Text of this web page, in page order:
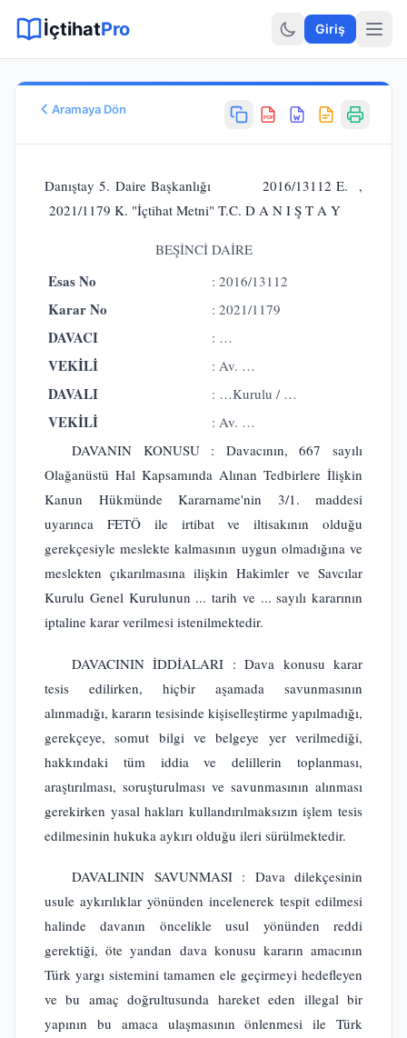
Hukuki Araçlar
İçtihatPro Giriş
Aramaya Dön
PDF
2016/13112
Karar No
2021/1179
Karar Sonucu
REDDİNE
Hukuk Alanı
Danıştay 5. Daire Başkanlığı 2016/13112 E. ,
2021/1179 K. "İçtihat Metni" T.C. D A N I Ş T A Y
BEŞİNCİ DAİRE
Esas No : 2016/13112
Karar No : 2021/1179
DAVACI : …
VEKİLİ : Av. …
DAVALI : …Kurulu / …
VEKİLİ
: Av. …
DAVANIN KONUSU : Davacının, 667 sayılı
Olağanüstü Hal Kapsamında Alınan Tedbirlere İlişkin
Kanun Hükmünde Kararname'nin 3/1. maddesi
uyarınca FETÖ ile irtibat ve iltisakının olduğu
gerekçesiyle meslekte kalmasının uygun olmadığına ve
meslekten çıkarılmasına ilişkin Hakimler ve Savcılar
Kurulu Genel Kurulunun ... tarih ve ... sayılı kararının
iptaline karar verilmesi istenilmektedir.
DAVACININ İDDİALARI : Dava konusu karar
tesis edilirken, hiçbir aşamada savunmasının
alınmadığı, kararın tesisinde kişiselleştirme yapılmadığı,
gerekçeye, somut bilgi ve belgeye yer verilmediği,
hakkındaki tüm iddia ve delillerin toplanması,
araştırılması, soruşturulması ve savunmasının alınması
gerekirken yasal hakları kullandırılmaksızın işlem tesis
edilmesinin hukuka aykırı olduğu ileri sürülmektedir.
DAVALININ SAVUNMASI : Dava dilekçesinin
usule aykırılıklar yönünden incelenerek tespit edilmesi
halinde davanın öncelikle usul yönünden reddi
gerektiği, öte yandan dava konusu kararın amacının
Türk yargı sistemini tamamen ele geçirmeyi hedefleyen
ve bu amaç doğrultusunda hareket eden illegal bir
yapının bu amaca ulaşmasının önlenmesi ile Türk